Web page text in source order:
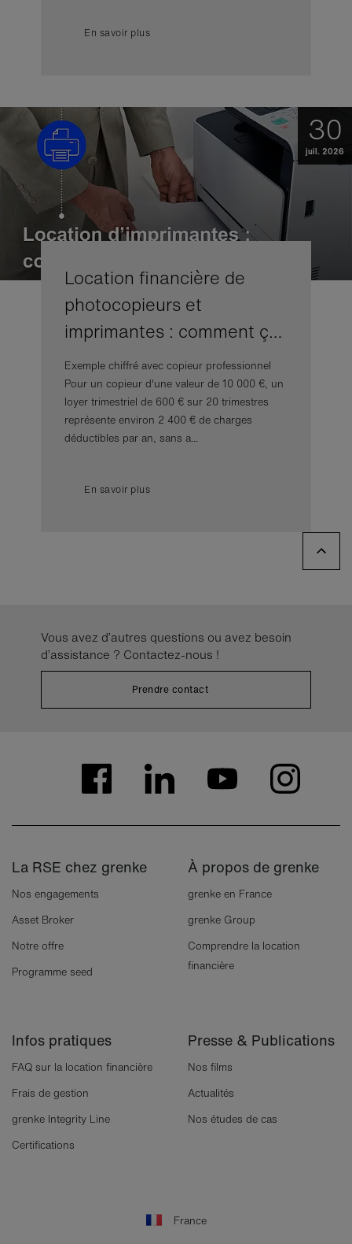
En savoir plus
30
juil. 2026
Location financière de
photocopieurs et
imprimantes : comment ç…
Exemple chiffré avec copieur professionnel
Pour un copieur d'une valeur de 10 000 €, un
loyer trimestriel de 600 € sur 20 trimestres
représente environ 2 400 € de charges
déductibles par an, sans a...
En savoir plus
Vous avez d’autres questions ou avez besoin
d’assistance ? Contactez-nous !
Prendre contact
La RSE chez grenke
Nos engagements
Asset Broker
Notre offre
Programme seed
À propos de grenke
grenke en France
grenke Group
Comprendre la location
financière
Infos pratiques
FAQ sur la location financière
Frais de gestion
grenke Integrity Line
Certifications
Presse & Publications
Nos films
Actualités
Nos études de cas
France